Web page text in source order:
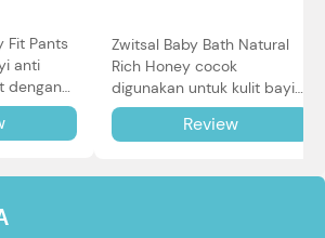
Fit Pants
anti
dengan
Zwitsal Baby Bath Natural
Rich Honey cocok
digunakan untuk kulit bayi
baru lahir bahkan kulit
sensitif sekalipun. Simak
Review